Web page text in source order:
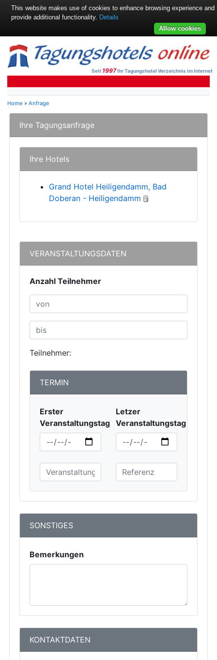
Seit 1997Ihr Tagungshotel Verzeichnis im Internet
Home » Anfrage
Ihre Tagungsanfrage
Ihre Hotels
Grand Hotel Heiligendamm, Bad
Doberan - Heiligendamm
VERANSTALTUNGSDATEN
Anzahl Teilnehmer
Teilnehmer:
TERMIN
Erster
Veranstaltungstag
Letzer
Veranstaltungstag
SONSTIGES
Bemerkungen
KONTAKTDATEN
This website makes use of cookies to enhance browsing experience and
provide additional functionality. Details
Allow cookies